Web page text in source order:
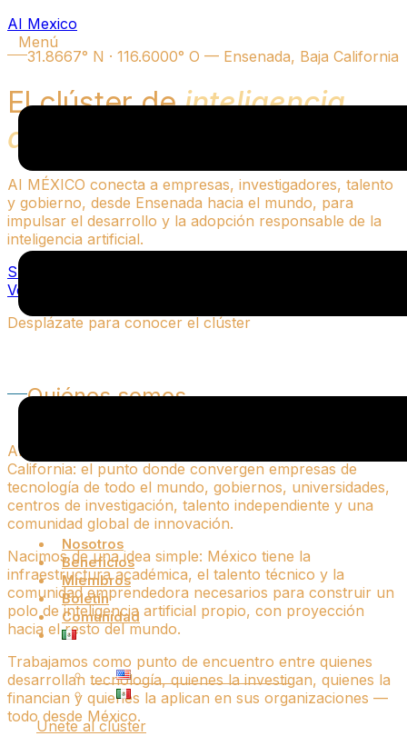
AI Mexico
Menú
Nosotros
Beneficios
Miembros
Boletín
Comunidad
Unete al clúster
31.8667° N · 116.6000° O — Ensenada, Baja California
El clúster deinteligencia
artificial
AI MÉXICO conecta a empresas, investigadores, talento
y gobierno, desde Ensenada hacia el mundo, para
impulsar el desarrollo y la adopción responsable de la
inteligencia artificial.
Suscribirme al boletín
Ver grupo en Meetup
Desplázate para conocer el clúster
Quiénes somos
AI MÉXICO es el clúster de inteligencia artificial de Baja
California: el punto donde convergen empresas de
tecnología de todo el mundo, gobiernos, universidades,
centros de investigación, talento independiente y una
comunidad global de innovación.
Nacimos de una idea simple: México tiene la
infraestructura académica, el talento técnico y la
comunidad emprendedora necesarios para construir un
polo de inteligencia artificial propio, con proyección
hacia el resto del mundo.
Trabajamos como punto de encuentro entre quienes
desarrollan tecnología, quienes la investigan, quienes la
financian y quienes la aplican en sus organizaciones —
todo desde México.